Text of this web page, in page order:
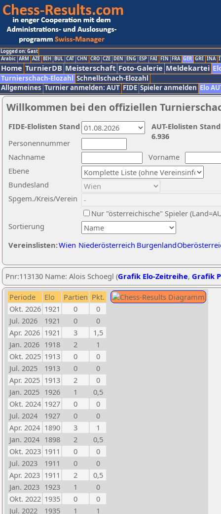
Logged on: Gast
Arabic ARM AZE BIH BUL CAT CHN CRO CZE DEN ENG ESP FAI FIN FRA GER GRE INA
Home TurnierDB Meisterschaft Foto-Galerie Meldekartei
Turnierschach-Elozahl Schnellschach-Elozahl
Allgemeines Turnier anmelden: AUT FIDE Spieler anmelden Elo
Willkommen bei den offiziellen
Nachname
Vorname
Ebene
Sortierung
Personennummer
Bundesland
Spgem./Kreis/Verein
Nur "österreichische" Spieler
Vereinslisten:Wien Niederösterreich Burgenland
AUT-Elolisten
6.936
FIDE-Elolisten Stand
Pnr:113130 Name: Alois Schoegl (Grafik Elo-Zeitreihe, Grafik
Periode Elo Partien Pkt.
Okt. 2026 1921 0
0
Jul. 2026
1921 0
0
Apr. 2026 1921 3
1,5
Jan. 2026 1918 2
1
Okt. 2025 1913 0
0
Jul. 2025
1913 0
0
Apr. 2025 1913 2
0
Jan. 2025 1926 1
0,5
Okt. 2024 1927 0
0
Jul. 2024
1927 0
0
Apr. 2024 1890 3
1
Jan. 2024 1898 2
0,5
Okt. 2023 1911 0
0
Jul. 2023
1911 0
0
Apr. 2023 1911 2
0,5
Jan. 2023 1923 1
0
Okt. 2022 1935 0
0
Jul. 2022
1935 1
1